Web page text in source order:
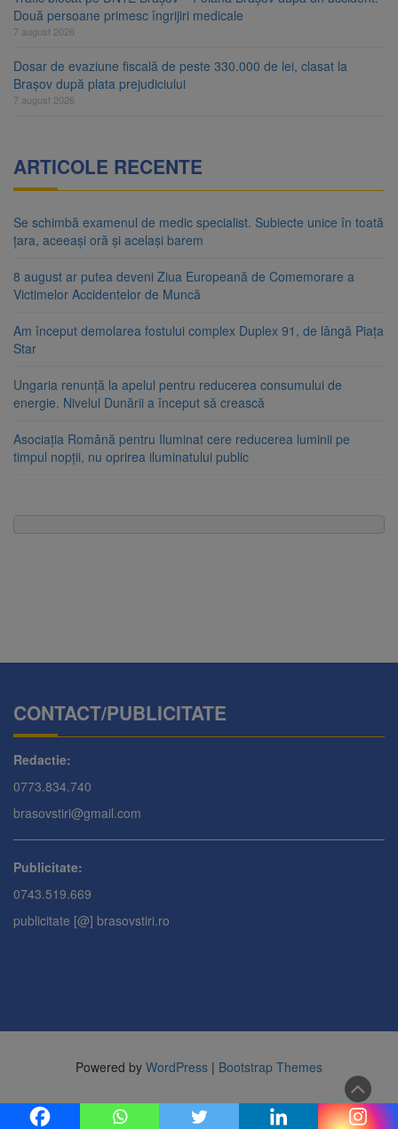
Două persoane primesc îngrijiri medicale
7 august 2026
Dosar de evaziune fiscală de peste 330.000 de lei, clasat la
Brașov după plata prejudiciului
7 august 2026
ARTICOLE RECENTE
Se schimbă examenul de medic specialist. Subiecte unice în toată
țara, aceeași oră și același barem
8 august ar putea deveni Ziua Europeană de Comemorare a
Victimelor Accidentelor de Muncă
Am început demolarea fostului complex Duplex 91, de lângă Piața
Star
Ungaria renunță la apelul pentru reducerea consumului de
energie. Nivelul Dunării a început să crească
Asociația Română pentru Iluminat cere reducerea luminii pe
timpul nopții, nu oprirea iluminatului public
CONTACT/PUBLICITATE
Redactie:
0773.834.740
brasovstiri@gmail.com
Publicitate:
0743.519.669
publicitate [@] brasovstiri.ro
Powered by WordPress | Bootstrap Themes